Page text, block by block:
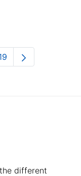
Pages Use
Page
different